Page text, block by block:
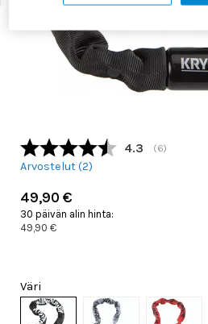
4.3 (äänet:
6)
Arvostelut (2)
49,90 €
30 päivän alin hinta:
49,90 €
Väri